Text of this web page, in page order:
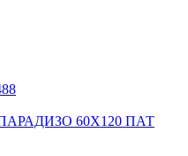
60X120 ПАТ